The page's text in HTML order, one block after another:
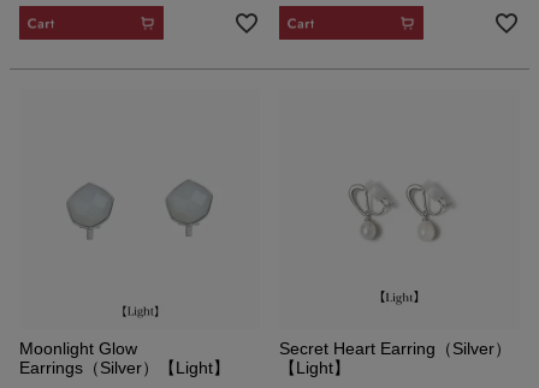
Moonlight Glow
Earrings（Silver）【Light】
Secret Heart Earring（Silver）
【Light】